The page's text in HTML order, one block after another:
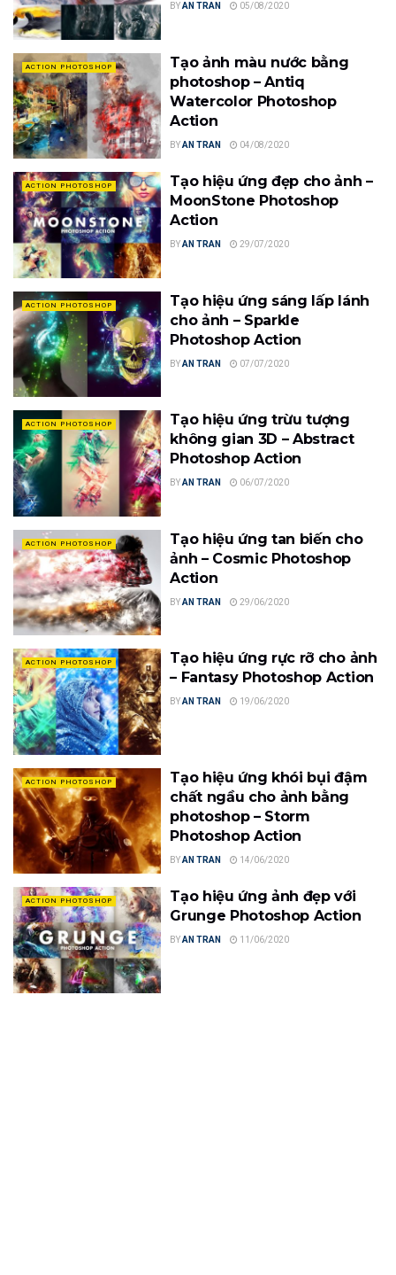
BYAN TRAN 05/08/2020
ACTION PHOTOSHOP
Tạo ảnh màu nước bằng
photoshop – Antiq
Watercolor Photoshop
Action
BYAN TRAN 04/08/2020
ACTION PHOTOSHOP
Tạo hiệu ứng đẹp cho ảnh –
MoonStone Photoshop
Action
BYAN TRAN 29/07/2020
ACTION PHOTOSHOP
Tạo hiệu ứng sáng lấp lánh
cho ảnh – Sparkle
Photoshop Action
BYAN TRAN 07/07/2020
ACTION PHOTOSHOP
Tạo hiệu ứng trừu tượng
không gian 3D – Abstract
Photoshop Action
BYAN TRAN 06/07/2020
ACTION PHOTOSHOP
Tạo hiệu ứng tan biến cho
ảnh – Cosmic Photoshop
Action
BYAN TRAN 29/06/2020
ACTION PHOTOSHOP
Tạo hiệu ứng rực rỡ cho ảnh
– Fantasy Photoshop Action
BYAN TRAN 19/06/2020
ACTION PHOTOSHOP
Tạo hiệu ứng khói bụi đậm
chất ngầu cho ảnh bằng
photoshop – Storm
Photoshop Action
BYAN TRAN 14/06/2020
ACTION PHOTOSHOP
Tạo hiệu ứng ảnh đẹp với
Grunge Photoshop Action
BYAN TRAN 11/06/2020